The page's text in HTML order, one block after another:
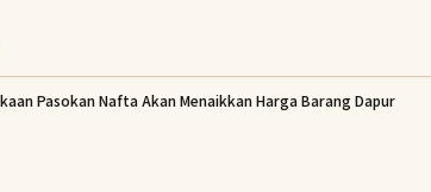
Pasokan Nafta Akan Menaikkan Harga Barang Dapur